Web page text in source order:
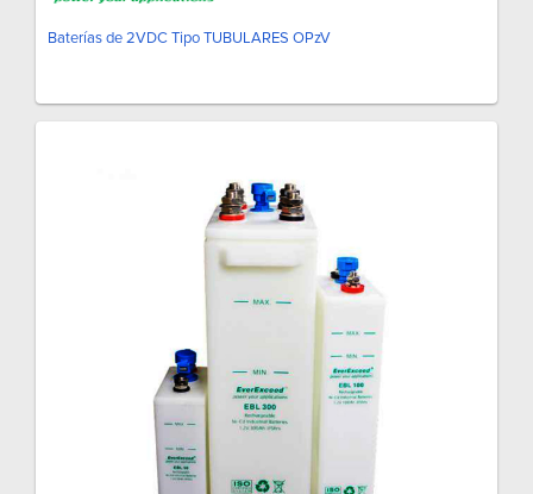
Baterías de 2VDC Tipo TUBULARES OPzV